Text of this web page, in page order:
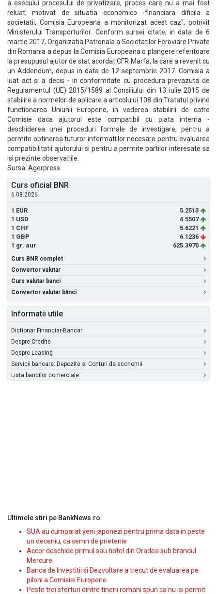
a esecului procesului de privatizare, proces care nu a mai fost
reluat, motivat de situatia economico -financiara dificila a
societatii, Comisia Europeana a monitorizat acest caz", potrivit
Ministerului Transporturilor. Conform sursei citate, in data de 6
martie 2017, Organizatia Patronala a Societatilor Feroviare Private
din Romania a depus la Comisia Europeana o plangere referitoare
la presupusul ajutor de stat acordat CFR Marfa, la care a revenit cu
un Addendum, depus in data de 12 septembrie 2017. Comisia a
luat act si a decis - in conformitate cu procedura prevazuta de
Regulamentul (UE) 2015/1589 al Consiliului din 13 iulie 2015 de
stabilire a normelor de aplicare a articolului 108 din Tratatul privind
functionarea Uniunii Europene, in vederea stabilirii de catre
Comisie daca ajutorul este compatibil cu piata interna -
deschiderea unei proceduri formale de investigare, pentru a
permite obtinerea tuturor informatiilor necesare pentru evaluarea
compatibilitatii ajutorului si pentru a permite partilor interesate sa
isi prezinte observatiile.
Sursa: Agerpress
Curs oficial BNR
6.08.2026
1 EUR
5.2513
1 USD
4.5507
1 CHF
5.6221
1 GBP
6.1236
1 gr. aur
625.3970
Curs BNR complet
Convertor valutar
Curs valutar banci
Convertor valutar bănci
Informatii utile
Dictionar Financiar-Bancar
Despre Credite
Despre Leasing
Servicii bancare: Depozite si Conturi de economii
Lista bancilor comerciale
Ultimele stiri pe BankNews.ro:
SUA au cumparat yeni japonezi pentru prima data in peste
un deceniu, ca semn de prietenie
Accor deschide primul sau hotel din Oradea sub brandul
Mercure
Banca de Investitii si Dezvoltare a trecut de evaluarea pe
piloni a Comisiei Europene
Peste trei sferturi dintre tinerii romani spun ca nu isi permit